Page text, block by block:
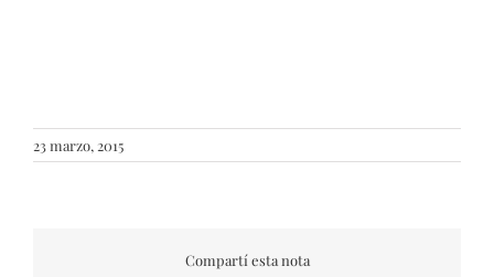
23 marzo, 2015
Compartí esta nota